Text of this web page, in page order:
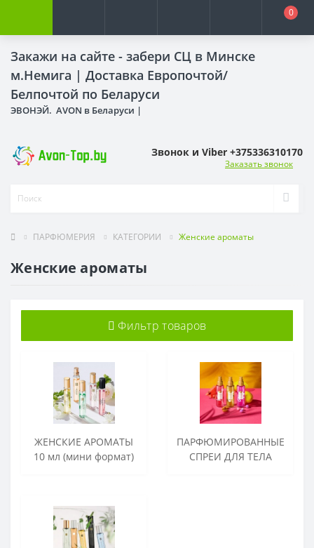
Закажи на сайте - забери СЦ в Минске
м.Немига | Доставка Европочтой/
Белпочтой по Беларуси
ЭВОНЭЙ. AVON в Беларуси |
0
Звонок и Viber +375336310170
Заказать звонок
ПАРФЮМЕРИЯ КАТЕГОРИИ Женские ароматы
Женские ароматы
Фильтр товаров
ЖЕНСКИЕ АРОМАТЫ
10 мл (мини формат)
ПАРФЮМИРОВАННЫЕ
СПРЕИ ДЛЯ ТЕЛА